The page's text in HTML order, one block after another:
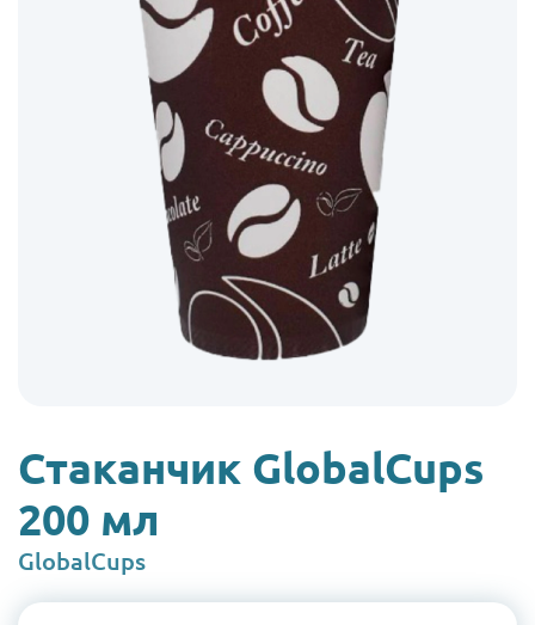
Стаканчик GlobalCups
200 мл
Бренд
GlobalCups